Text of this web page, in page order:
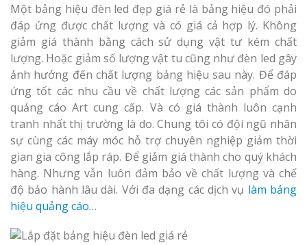
Một bảng hiệu đèn led đẹp giá rẻ là bảng hiệu đó phải
đáp ứng được chất lượng và có giá cả hợp lý. Không
giảm giá thành bằng cách sử dụng vật tư kém chất
lượng. Hoặc giảm số lượng vật tu cũng như đèn led gây
ảnh hưởng đến chất lượng bảng hiệu sau này. Để đáp
ứng tốt các nhu cầu về chất lượng các sản phẩm do
quảng cáo Art cung cấp. Và có giá thành luôn cạnh
tranh nhất thị trường là do. Chung tôi có đội ngũ nhân
sự cùng các máy móc hỗ trợ chuyên nghiệp giảm thời
gian gia công lắp ráp. Để giảm giá thành cho quý khách
hàng. Nhưng vẫn luôn đảm bảo về chất lượng và chế
độ bảo hành lâu dài. Với đa dạng các dịch vụ làm bảng
hiệu quảng cáo…
Làm Biển
Mỹ Phẩm Vinh Thu
Hàng
Top 10 Mẫu
Hiệu Shop
Nghệ An Đẹp